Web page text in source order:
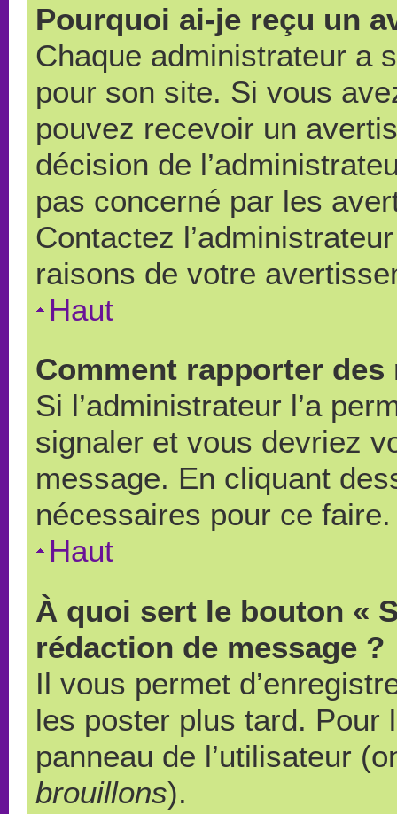
Pourquoi ai-je reçu un
Chaque administrateur a
pour son site. Si vous
pouvez recevoir un
décision de
pas concerné par les
Contactez
raisons de votre
Haut
Comment rapporter
Si l’administrateur l’a
signaler et vous devriez
message. En cliquant
nécessaires pour ce faire.
Haut
À quoi sert le bouton «
rédaction de message ?
Il vous permet
les poster plus tard. Pour
panneau de l’utilisateur
brouillons).